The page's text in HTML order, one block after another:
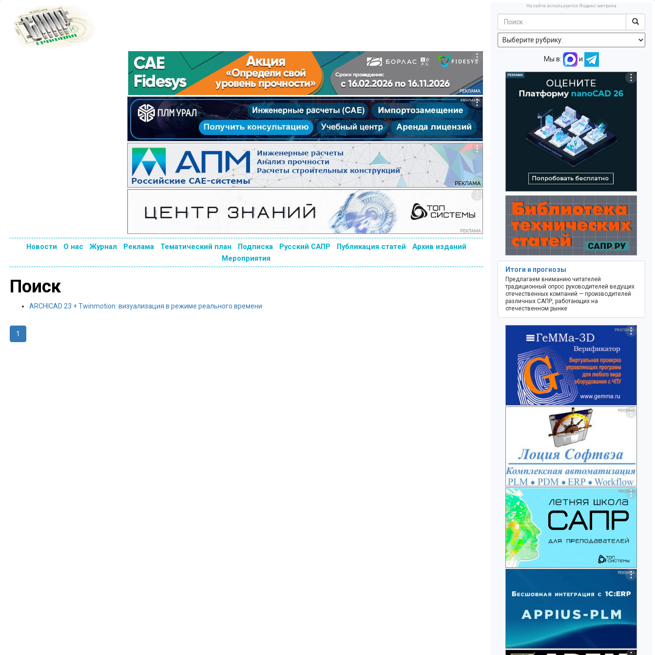
Новости О нас Журнал Реклама Тематический план Подписка Русский САПР Публикация статей
Архив изданий
Мероприятия
Поиск
ARCHICAD 23 + Twinmotion: визуализация в режиме реального времени
1
На сайте используется Яндекс метрика
Мы в: и
Итоги и прогнозы
Предлагаем вниманию читателей
традиционный опрос руководителей ведущих
отечественных компаний — производителей
различных САПР, работающих на
отечественном рынке